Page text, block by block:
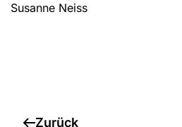
Susanne Neiss
Zurück